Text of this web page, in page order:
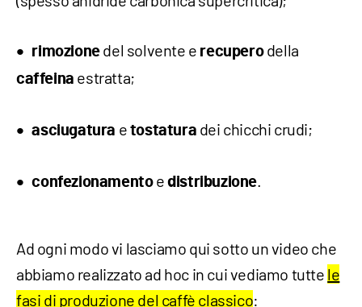
rimozionedel solvente e recuperodella
caffeina estratta;
asciugatura e tostatura dei chicchi crudi;
confezionamentoedistribuzione.
Ad ogni modo vi lasciamo qui sotto un video che
abbiamo realizzato ad hoc in cui vediamo tutte le
fasi di produzione del caffè classico: